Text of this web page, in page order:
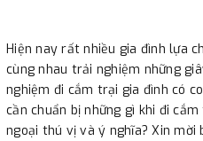
Hiện nay rất nhiều gia đình lựa
cùng nhau trải nghiệm những
nghiệm đi cắm trại gia đình có
cần chuẩn bị những gì khi đi
ngoại thú vị và ý nghĩa? Xin mời